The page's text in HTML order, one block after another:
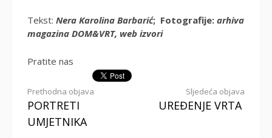
Tekst: Nera Karolina Barbarić; Fotografije: arhiva
magazina DOM&VRT, web izvori
Pratite nas
Nastavi
s
Prethodna objava
PORTRETI
UMJETNIKA
Sljedeća objava
UREĐENJE VRTA